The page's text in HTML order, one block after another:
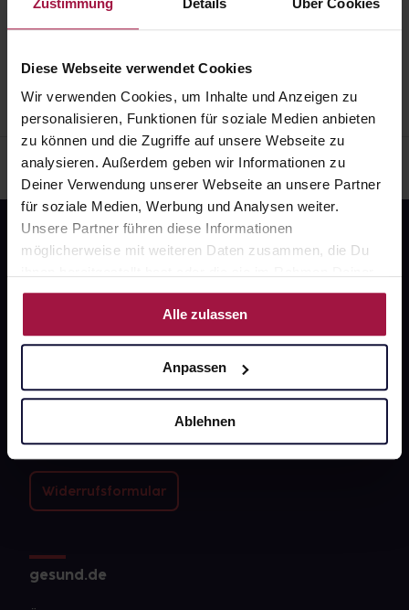
Diese Webseite verwendet Cookies
Wir verwenden Cookies, um Inhalte und Anzeigen zu
personalisieren, Funktionen für soziale Medien anbieten
zu können und die Zugriffe auf unsere Webseite zu
analysieren. Außerdem geben wir Informationen zu
Deiner Verwendung unserer Webseite an unsere Partner
für soziale Medien, Werbung und Analysen weiter.
Unsere Partner führen diese Informationen
möglicherweise mit weiteren Daten zusammen, die Du
Nutzung der Dienste gesammelt haben.
Alle zulassen
Anpassen
Ablehnen
Fragen zu Deiner Bestellung?
Kontakt
Widerrufsformular
gesund.de